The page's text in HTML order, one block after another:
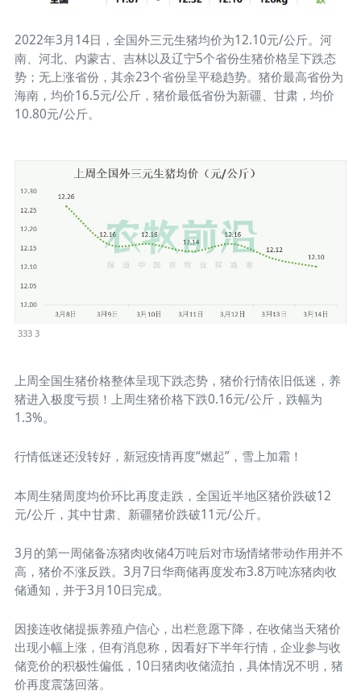
2022年3月14日，全国外三元生猪均价为12.10元/公斤。河
南、河北、内蒙古、吉林以及辽宁5个省份生猪价格呈下跌态
势；无上涨省份，其余23个省份呈平稳趋势。猪价最高省份为
海南，均价16.5元/公斤，猪价最低省份为新疆、甘肃，均价
10.80元/公斤。
333 3
上周全国生猪价格整体呈现下跌态势，猪价行情依旧低迷，养
猪进入极度亏损！上周生猪价格下跌0.16元/公斤，跌幅为
1.3%。
行情低迷还没转好，新冠疫情再度“燃起”，雪上加霜！
本周生猪周度均价环比再度走跌，全国近半地区猪价跌破12
元/公斤，其中甘肃、新疆猪价跌破11元/公斤。
3月的第一周储备冻猪肉收储4万吨后对市场情绪带动作用并不
高，猪价不涨反跌。3月7日华商储再度发布3.8万吨冻猪肉收
储通知，并于3月10日完成。
因接连收储提振养殖户信心，出栏意愿下降，在收储当天猪价
出现小幅上涨，但有消息称，因看好下半年行情，企业参与收
储竞价的积极性偏低，10日猪肉收储流拍，具体情况不明，猪
价再度震荡回落。